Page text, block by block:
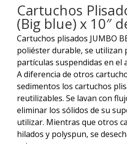
Cartuchos
(Big blue) x 10″
Cartuchos plisados JUMBO
poliéster durable, se utilizan
partículas suspendidas en el
A diferencia de otros
sedimentos los cartuchos
reutilizables. Se lavan con
eliminar los sólidos de su
utilizar. Mientras que otros
hilados y polyspun, se